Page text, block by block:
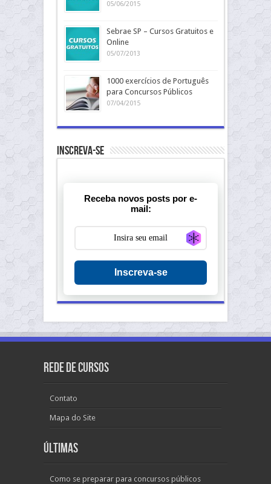
05/06/2015
Sebrae SP – Cursos Gratuitos e
Online
05/07/2013
1000 exercícios de Português
para Concursos Públicos
07/04/2015
Inscreva-se
Receba novos posts por e-
mail:
Inscreva-se
Rede de Cursos
Contato
Mapa do Site
Últimas
Como se preparar para concursos públicos